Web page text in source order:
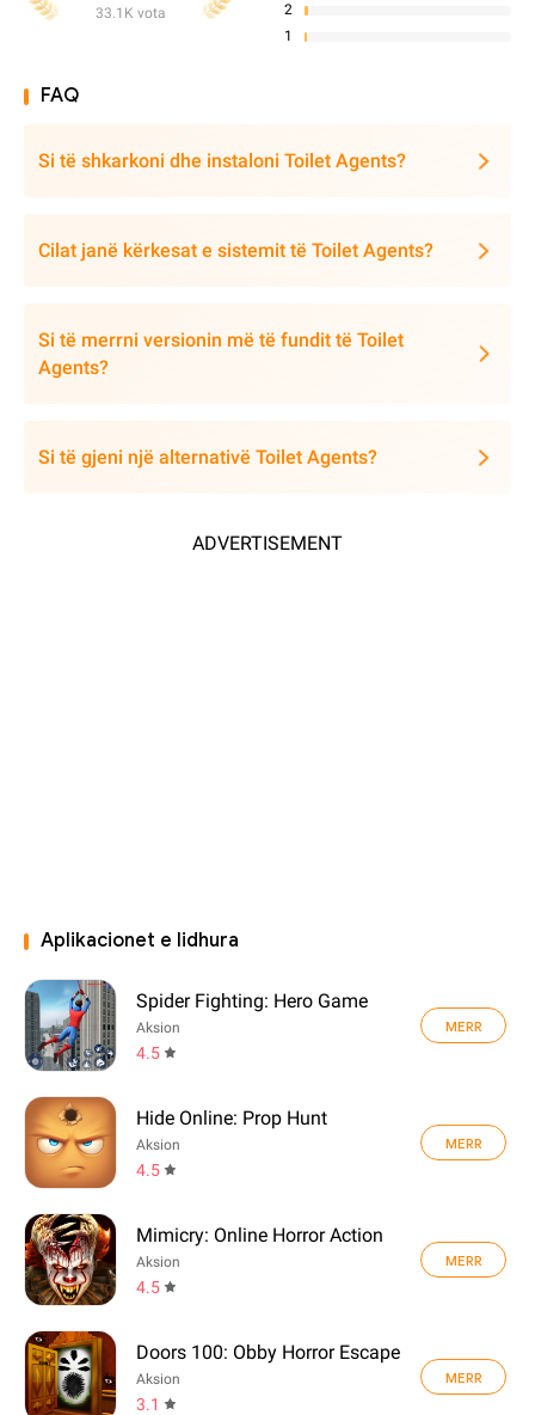
33.1K vota
2
1
FAQ
Si të shkarkoni dhe instaloni Toilet Agents?
Cilat janë kërkesat e sistemit të Toilet Agents?
Si të merrni versionin më të fundit të Toilet
Agents?
Si të gjeni një alternativë Toilet Agents?
ADVERTISEMENT
Aplikacionet e lidhura
Spider Fighting: Hero Game
Aksion
4.5
MERR
Hide Online: Prop Hunt
Aksion
4.5
MERR
Mimicry: Online Horror Action
Aksion
4.5
MERR
Doors 100: Obby Horror Escape
Aksion
3.1
MERR